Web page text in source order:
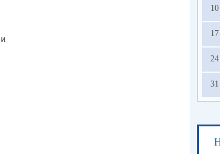
10
17
24
31